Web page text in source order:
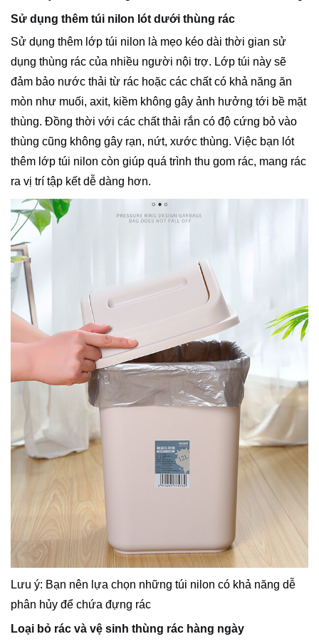
Sử dụng thêm túi nilon lót dưới thùng rác
Sử dụng thêm lớp túi nilon là mẹo kéo dài thời gian sử
dụng thùng rác của nhiều người nội trợ. Lớp túi này sẽ
đảm bảo nước thải từ rác hoặc các chất có khả năng ăn
mòn như muối, axit, kiềm không gây ảnh hưởng tới bề mặt
thùng. Đồng thời với các chất thải rắn có độ cứng bỏ vào
thùng cũng không gây rạn, nứt, xước thùng. Việc bạn lót
thêm lớp túi nilon còn giúp quá trình thu gom rác, mang rác
ra vị trí tập kết dễ dàng hơn.
Lưu ý: Bạn nên lựa chọn những túi nilon có khả năng dễ
phân hủy để chứa đựng rác
Loại bỏ rác và vệ sinh thùng rác hàng ngày